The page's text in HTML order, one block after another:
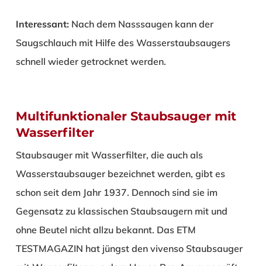
Interessant: Nach dem Nasssaugen kann der
Saugschlauch mit Hilfe des Wasserstaubsaugers
schnell wieder getrocknet werden.
Multifunktionaler Staubsauger mit
Wasserfilter
Staubsauger mit Wasserfilter, die auch als
Wasserstaubsauger bezeichnet werden, gibt es
schon seit dem Jahr 1937. Dennoch sind sie im
Gegensatz zu klassischen Staubsaugern mit und
ohne Beutel nicht allzu bekannt. Das ETM
TESTMAGAZIN hat jüngst den vivenso Staubsauger